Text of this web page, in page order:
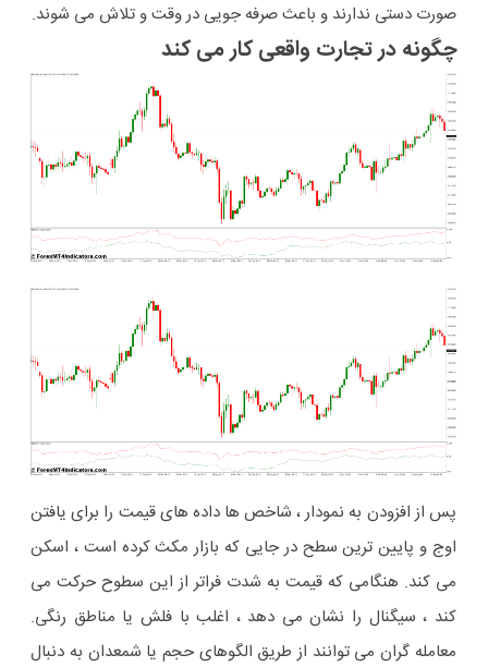
صورت دستی ندارند و باعث صرفه جویی در وقت و تلاش می شوند.
چگونه در تجارت واقعی کار می کند
پس از افزودن به نمودار ، شاخص ها داده های قیمت را برای یافتن
اوج و پایین ترین سطح در جایی که بازار مکث کرده است ، اسکن
می کند. هنگامی که قیمت به شدت فراتر از این سطوح حرکت می
کند ، سیگنال را نشان می دهد ، اغلب با فلش یا مناطق رنگی.
معامله گران می توانند از طریق الگوهای حجم یا شمعدان به دنبال